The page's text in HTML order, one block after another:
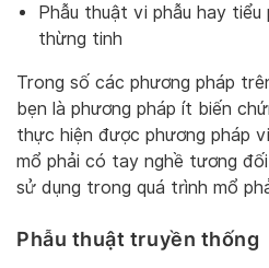
Phẫu thuật vi phẫu hay tiểu
thừng tinh
Trong số các phương pháp
bẹn là phương pháp ít biến
thực hiện được phương pháp
mổ phải có tay nghề tương
sử dụng trong quá trình mổ
Phẫu thuật truyền thống